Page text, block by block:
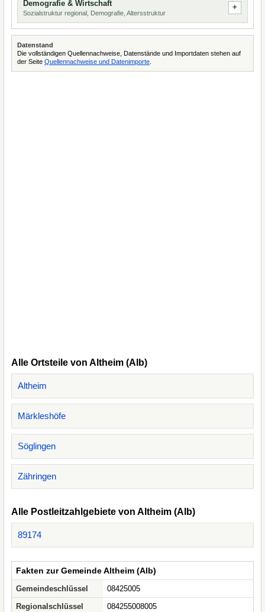
Demografie & Wirtschaft
Sozialstruktur regional, Demografie, Altersstruktur
Datenstand
Die vollständigen Quellennachweise, Datenstände und Importdaten stehen auf
der Seite Quellennachweise und Datenimporte
Alle Ortsteile von Altheim (Alb)
Altheim
Märkleshöfe
Söglingen
Zähringen
Alle Postleitzahlgebiete von Altheim (Alb)
89174
Fakten zur Gemeinde Altheim (Alb)
Gemeindeschlüssel
08425005
Regionalschlüssel
084255008005